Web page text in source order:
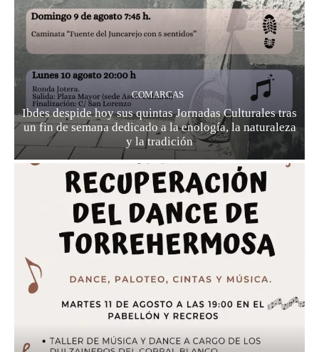
COMARCAS
Ibdes despide hoy sus quintas Jornadas Culturales tras
un fin de semana dedicado a la enología, la naturaleza
y la tradición